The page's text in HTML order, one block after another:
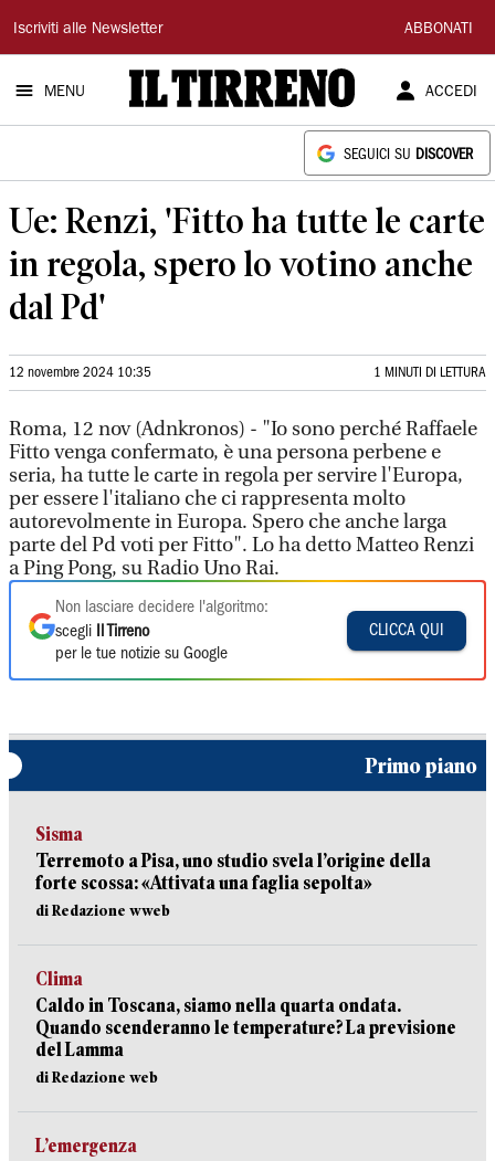
Il
Tirreno
Iscriviti alle Newsletter ABBONATI
MENU ACCEDI
SEGUICI SU DISCOVER
Ue: Renzi, 'Fitto ha tutte le carte
in regola, spero lo votino anche
dal Pd'
12 novembre 2024 10:35 1 MINUTI DI LETTURA
Roma, 12 nov (Adnkronos) - "Io sono perché Raffaele
Fitto venga confermato, è una persona perbene e
seria, ha tutte le carte in regola per servire l'Europa,
per essere l'italiano che ci rappresenta molto
autorevolmente in Europa. Spero che anche larga
parte del Pd voti per Fitto". Lo ha detto Matteo Renzi
a Ping Pong, su Radio Uno Rai.
Non lasciare decidere l'algoritmo:
scegli
Il Tirreno
per le tue notizie su Google
CLICCA QUI
Primo piano
Sisma
Terremoto a Pisa, uno studio svela l’origine della
forte scossa: «Attivata una faglia sepolta»
di Redazione wweb
Clima
Caldo in Toscana, siamo nella quarta ondata.
Quando scenderanno le temperature? La previsione
del Lamma
di Redazione web
L’emergenza